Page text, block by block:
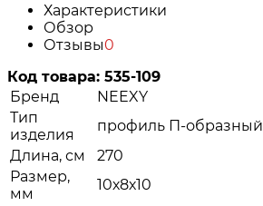
Характеристики
Обзор
Отзывы0
Код товара: 535-109
Бренд
NEEXY
Тип
изделия
профиль П-образный
Длина, см
270
Размер,
мм
10х8х10